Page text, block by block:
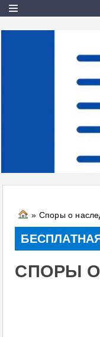
» Споры о
СПОРЫ